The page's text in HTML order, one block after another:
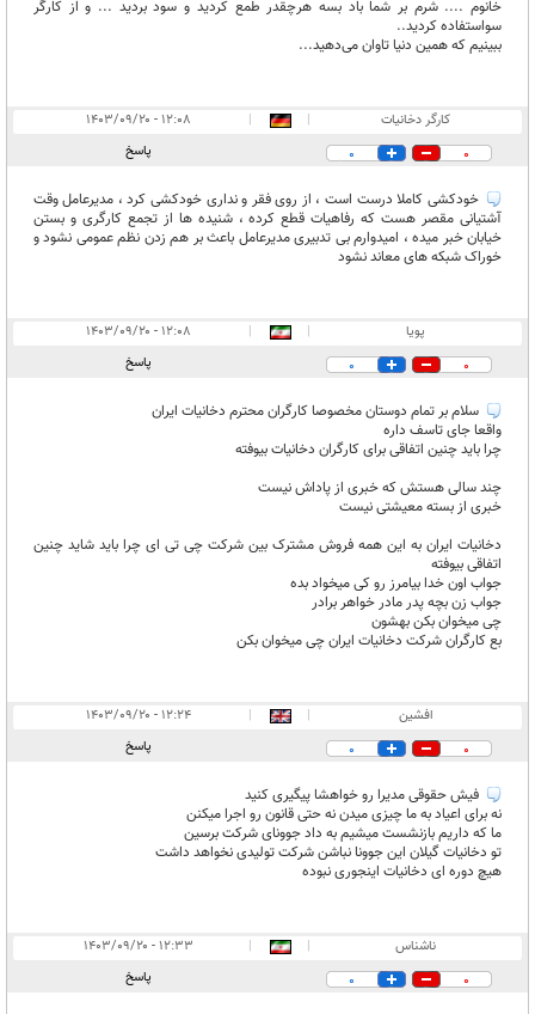
خانوم .... شرم بر شما باد بسه هرچقدر طمع کردید و سود بردید ... و از کارگر
سواستفاده کردید..
ببینیم که همین دنیا تاوان می‌دهید...
کارگر دخانیات |
|
۱۲:۰۸ - ۱۴۰۳/۰۹/۲۰
0
0 پاسخ
خودکشی کاملا درست است ، از روی فقر و نداری خودکشی کرد ، مدیرعامل وقت
آشتیانی مقصر هست که رفاهیات قطع کرده ، شنیده ها از تجمع کارگری و بستن
خیابان خبر میده ، امیدوارم بی تدبیری مدیرعامل باعث بر هم زدن نظم عمومی نشود و
خوراک شبکه های معاند نشود
پویا |
|
۱۲:۰۸ - ۱۴۰۳/۰۹/۲۰
0
0 پاسخ
سلام بر تمام دوستان مخصوصا کارگران محترم دخانیات ایران
واقعا جای تاسف داره
چرا باید چنین اتفاقی برای کارگران دخانیات بیوفته
چند سالی هستش که خبری از پاداش نیست
خبری از بسته معیشتی نیست
دخانیات ایران به این همه فروش مشترک بین شرکت چی تی ای چرا باید شاید چنین
اتفاقی بیوفته
جواب اون خدا بیامرز رو کی میخواد بده
جواب زن بچه پدر مادر خواهر برادر
چی میخوان بکن بهشون
بع کارگران شرکت دخانیات ایران چی میخوان بکن
افشین |
|
۱۲:۲۴ - ۱۴۰۳/۰۹/۲۰
0
0 پاسخ
فیش حقوقی مدیرا رو خواهشا پیگیری کنید
نه برای اعیاد به ما چیزی میدن نه حتی قانون رو اجرا میکنن
ما که داریم بازنشست میشیم به داد جوونای شرکت برسین
تو دخانیات گیلان این جوونا نباشن شرکت تولیدی نخواهد داشت
هیچ دوره ای دخانیات اینجوری نبوده
ناشناس |
|
۱۲:۳۳ - ۱۴۰۳/۰۹/۲۰
0
0 پاسخ